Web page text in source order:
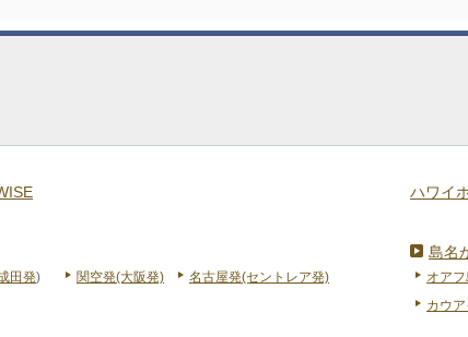
田発) 関空発(大阪発) 名古屋発(セントレア発)
ハワイ
島名
オア
カウ